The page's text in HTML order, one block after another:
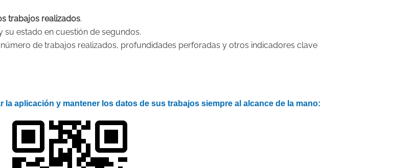
trabajos realizados.
su estado en cuestión de segundos.
número de trabajos realizados, profundidades perforadas y otros indicadores clave
la aplicación y mantener los datos de sus trabajos siempre al alcance de la mano: